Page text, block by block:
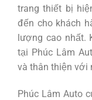
trang thiết bị
đến cho khách
lượng cao nhất.
tại Phúc Lâm
và thân thiện với
Phúc Lâm Auto